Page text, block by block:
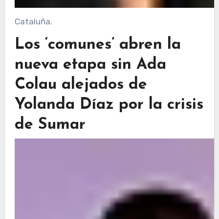
Cataluña.
Los ‘comunes’ abren la
nueva etapa sin Ada
Colau alejados de
Yolanda Díaz por la crisis
de Sumar